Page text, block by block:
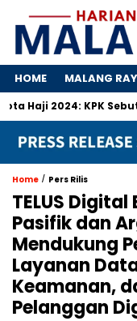
HOME MALANG
KPK Sebut Ada
Home / Pers Rilis
TELUS
Pasifik dan
Mendukung
Layanan
Keamanan,
Pelanggan